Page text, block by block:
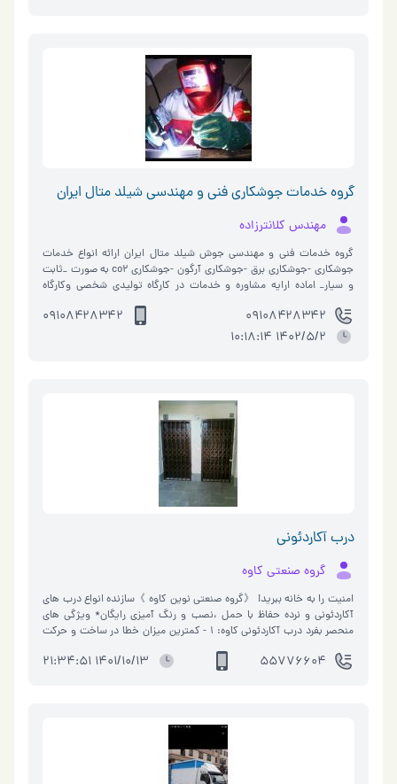
گروه خدمات جوشکاری فنی و مهندسی شیلد متال ایران
مهندس کلانترزاده
گروه خدمات فنی و مهندسی جوش شیلد متال ایران ارائه انواع خدمات
جوشکاری -جوشکاری برق -جوشکاری آرگون -جوشکاری co2 به صورت _ثابت
و سیار_ اماده ارایه مشاوره و خدمات در کارگاه تولیدی شخصی وکارگاه
۰۹۱۰۸۴۲۸۳۴۲
۰۹۱۰۸۴۲۸۳۴۲
1402/5/2 10:18:14
درب آکاردئونی
گروه صنعتی کاوه
امنیت را به خانه ببرید! 《گروه صنعتی نوین کاوه 》سازنده انواع درب های
آکاردئونی و نرده حفاظ با حمل ،نصب و رنگ آمیزی رایگان* ویژگی های
منحصر بفرد درب آکاردئونی کاوه: 1 - کمترین میزان خطا در ساخت و حرکت
55776604
1401/10/13 21:34:51